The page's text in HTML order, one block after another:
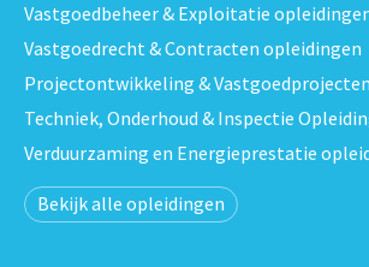
Vastgoedbeheer & Exploitatie
Vastgoedrecht & Contracten opleidingen
Projectontwikkeling &
Techniek, Onderhoud & Inspectie
Verduurzaming en Energieprestatie
Bekijk alle opleidingen